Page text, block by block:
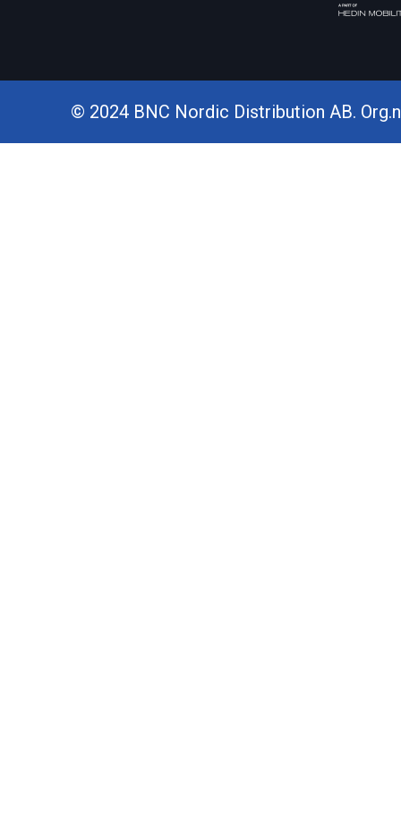
© 2024 BNC Nordic Distribution AB.